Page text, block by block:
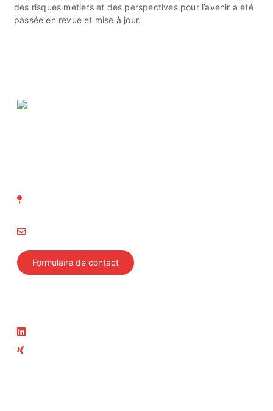
des risques métiers et des perspectives pour l’avenir a été
passée en revue et mise à jour.
Formulaire de contact